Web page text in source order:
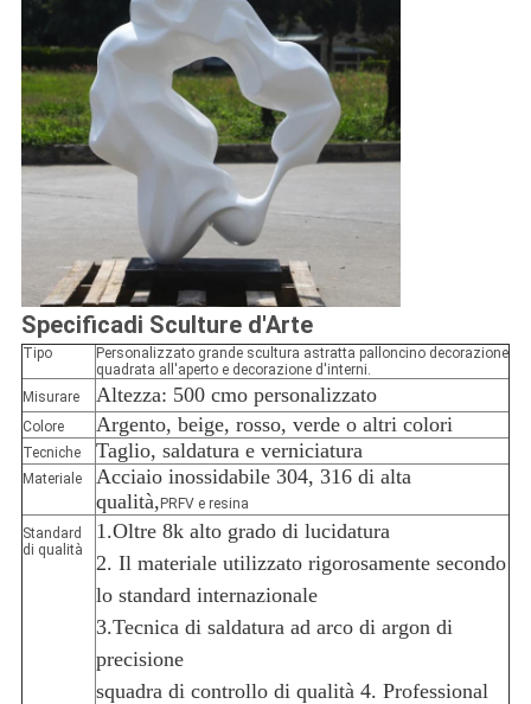
Specificadi Sculture d'Arte
Tipo
Personalizzato grande scultura astratta palloncino decorazione
quadrata all'aperto e decorazione d'interni.
Misurare
Altezza: 500 cmo personalizzato
Colore Argento, beige, rosso, verde o altri colori
Tecniche Taglio, saldatura e verniciatura
Materiale
Acciaio inossidabile 304, 316 di alta
qualità, PRFV e resina
Standard
di qualità
1.Oltre 8k alto grado di lucidatura
2. Il materiale utilizzato rigorosamente secondo
lo standard internazionale
3.Tecnica di saldatura ad arco di argon di
precisione
squadra di controllo di qualità 4. Professional